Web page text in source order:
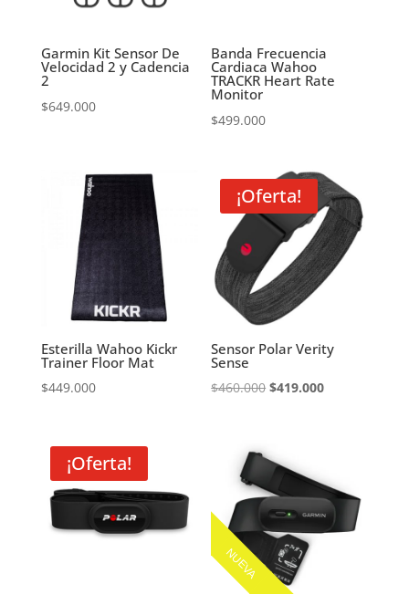
Garmin Kit Sensor De
Velocidad 2 y Cadencia
2
$649.000
Banda Frecuencia
Cardiaca Wahoo
TRACKR Heart Rate
Monitor
$499.000
Esterilla Wahoo Kickr
Trainer Floor Mat
$449.000
¡Oferta!
Sensor Polar Verity
Sense
$460.000 El
era:
$460.000.
$419.000El
$419.000.
¡Oferta!
NUEVA